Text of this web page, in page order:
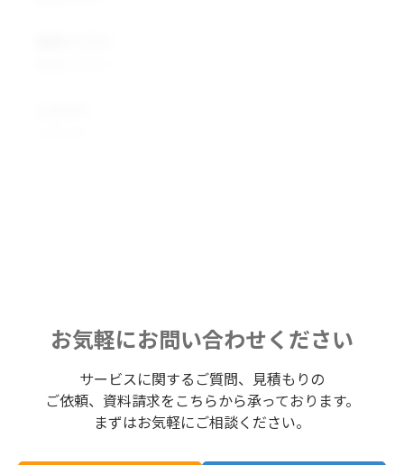
お気軽にお問い合わせください
サービスに関するご質問、見積もりの
ご依頼、資料請求をこちらから承っております。
まずはお気軽にご相談ください。